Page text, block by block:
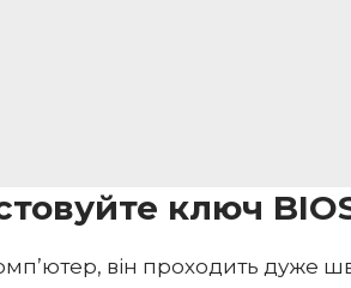
ключ
він проходить дуже